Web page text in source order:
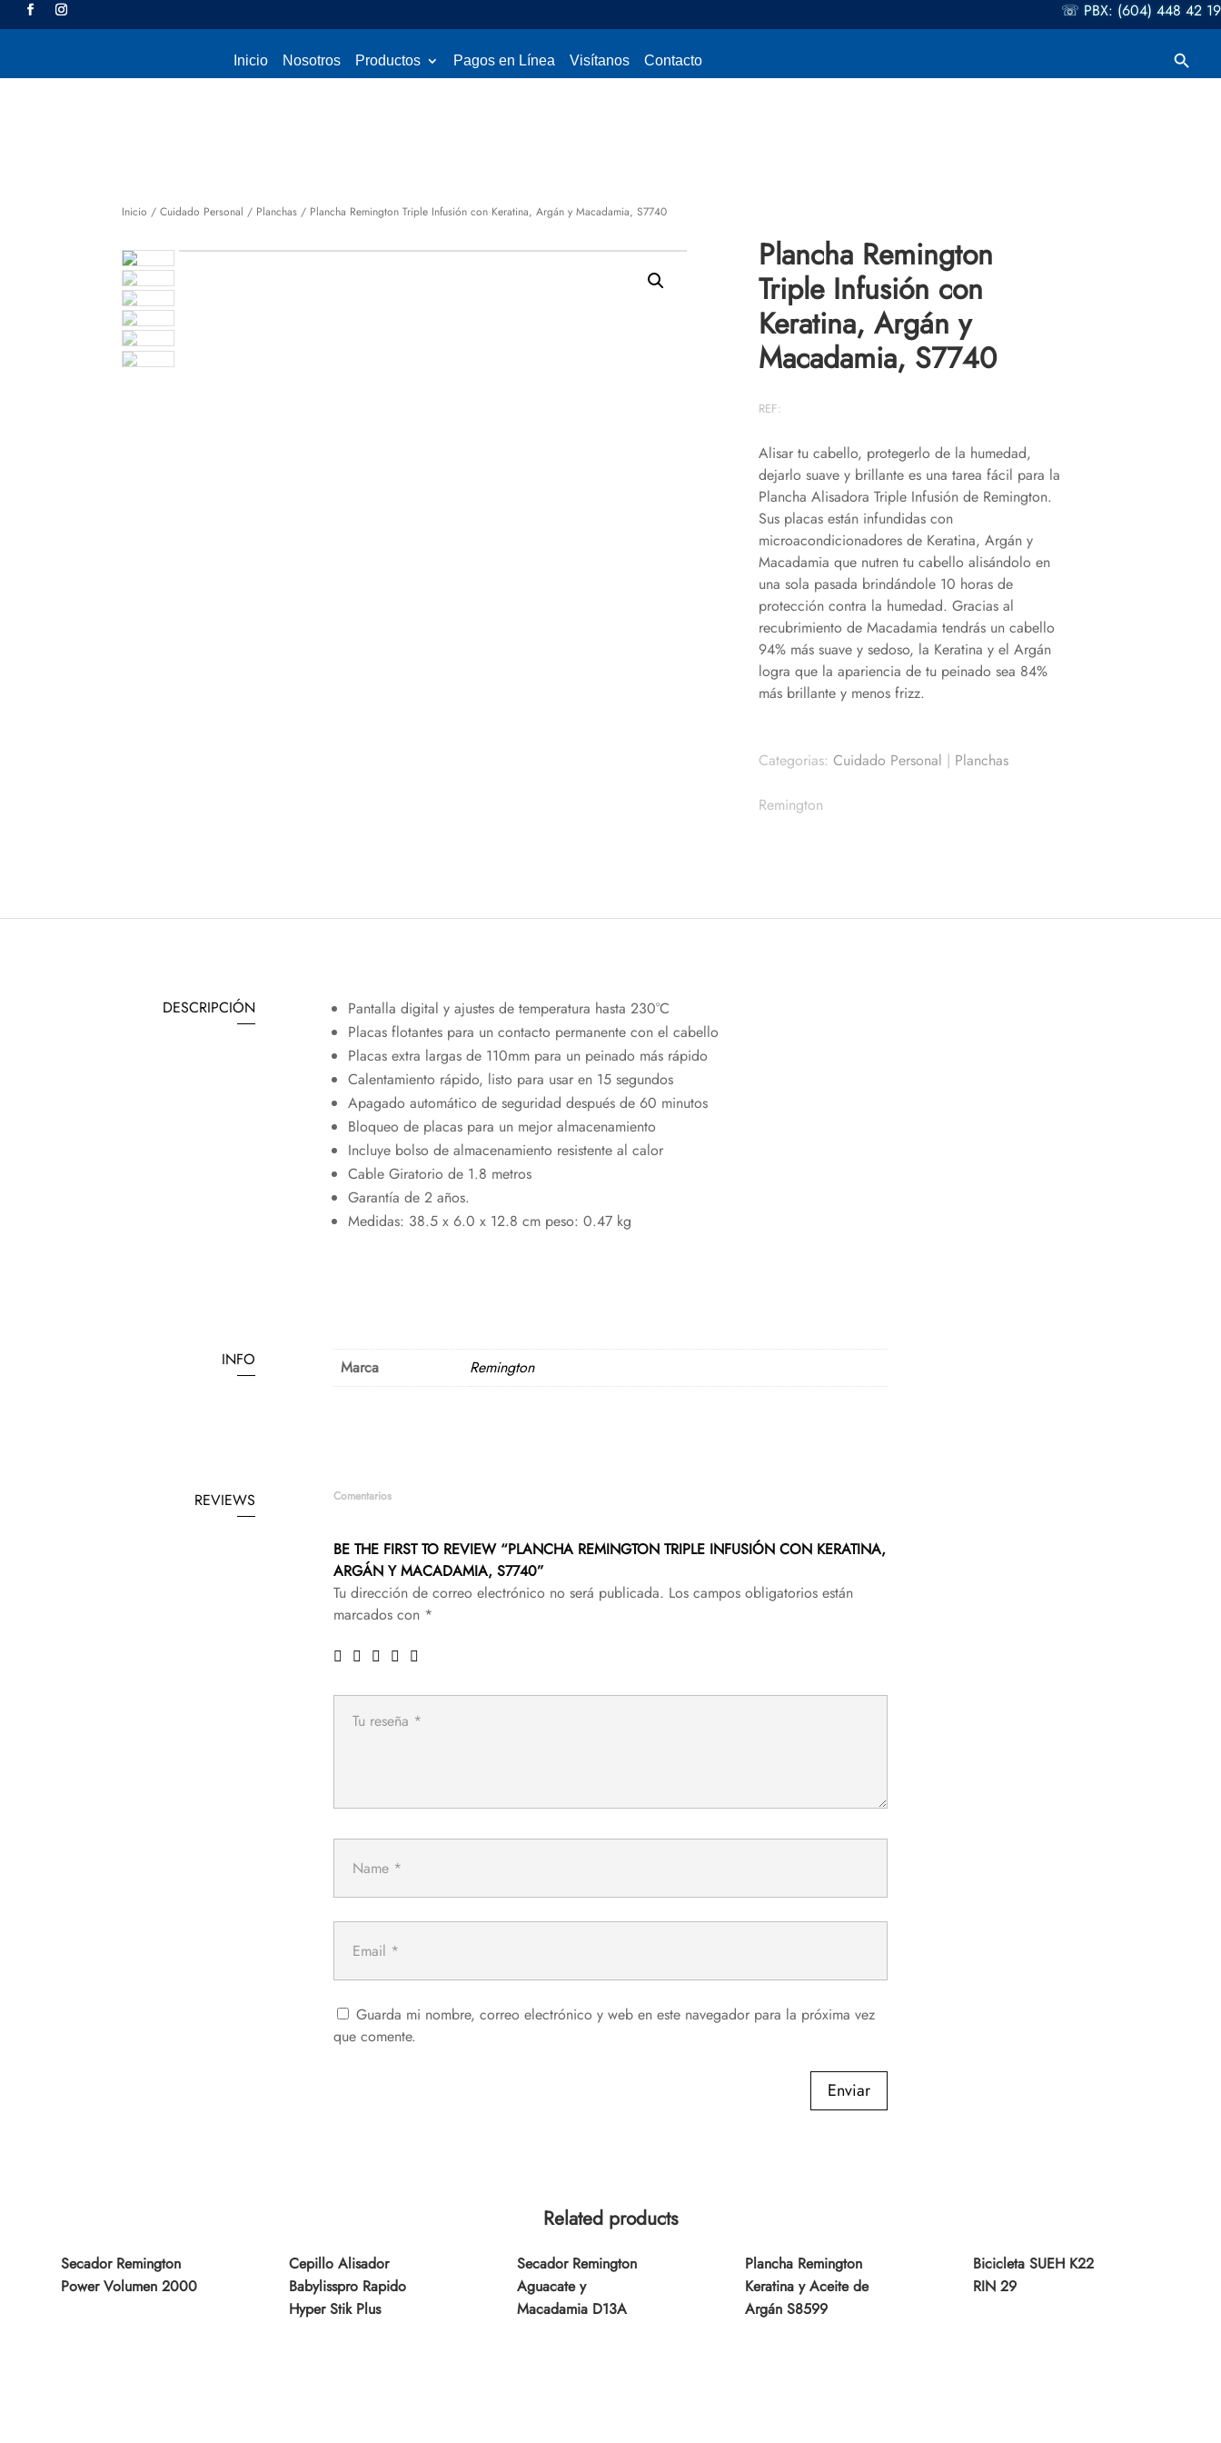
☏ PBX: (604) 448 42 19
Inicio Nosotros Productos Pagos en Línea Visítanos Contacto Buscar:
Inicio /Cuidado Personal / Planchas / Plancha Remington Triple Infusión con Keratina, Argán y Macadamia, S7740
Plancha Remington
Triple Infusión con
Keratina, Argán y
Macadamia, S7740
REF:
Alisar tu cabello, protegerlo de la humedad,
dejarlo suave y brillante es una tarea fácil para la
Plancha Alisadora Triple Infusión de Remington.
Sus placas están infundidas con
microacondicionadores de Keratina, Argán y
Macadamia que nutren tu cabello alisándolo en
una sola pasada brindándole 10 horas de
protección contra la humedad. Gracias al
recubrimiento de Macadamia tendrás un cabello
94% más suave y sedoso, la Keratina y el Argán
logra que la apariencia de tu peinado sea 84%
más brillante y menos frizz.
Categorias: Cuidado Personal | Planchas
Remington
DESCRIPCIÓN
Pantalla digital y ajustes de temperatura hasta 230°C
Placas flotantes para un contacto permanente con el cabello
Placas extra largas de 110mm para un peinado más rápido
Calentamiento rápido, listo para usar en 15 segundos
Apagado automático de seguridad después de 60 minutos
Bloqueo de placas para un mejor almacenamiento
Incluye bolso de almacenamiento resistente al calor
Cable Giratorio de 1.8 metros
Garantía de 2 años.
Medidas: 38.5 x 6.0 x 12.8 cm peso: 0.47 kg
INFO Marca Remington
REVIEWS Comentarios
BE THE FIRST TO REVIEW “PLANCHA REMINGTON TRIPLE INFUSIÓN CON KERATINA,
ARGÁN Y MACADAMIA, S7740”
Tu dirección de correo electrónico no será publicada. Los campos obligatorios están
marcados con *
Guarda mi nombre, correo electrónico y web en este navegador para la próxima vez
que comente.
Enviar
Related products
Secador Remington
Power Volumen 2000
Cepillo Alisador
Babylisspro Rapido
Hyper Stik Plus
Secador Remington
Aguacate y
Macadamia D13A
Plancha Remington
Keratina y Aceite de
Argán S8599
Bicicleta SUEH K22
RIN 29